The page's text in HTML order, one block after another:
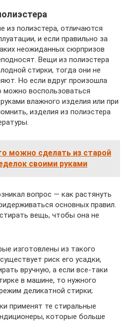
из полиэстера, отличаются
и если правильно за
неожиданных сюрпризов
Вещи из полиэстера
стирки, тогда они не
Но если вдруг произошла
можно воспользоваться
влажного изделия или при
изделия из полиэстера
можно сделать из старой
своими руками
вопрос — как растянуть
основных правил.
вещь, чтобы она не
изготовлены из такого
риск его усадки,
вручную, а если все-таки
в машине, то нужного
деликатной стирки;
применят те стиральные
которые больше